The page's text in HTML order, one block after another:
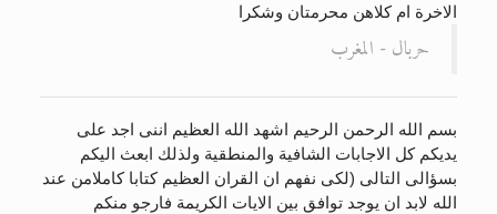
الاخرة ام كلاهن محرمتان وشكرا
حربال - المغرب
بسم الله الرحمن الرحيم اشهد الله العظيم اننى اجد على
يديكم كل الاجابات الشافية والمنطقية ولذلك ابعث اليكم
بسؤالى التالى (لكى نفهم ان القران العظيم كتابا كاملامن عند
الله لابد ان يوجد توافق بين الايات الكريمة فارجو منكم